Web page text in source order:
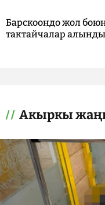
Барскоондо жол
тактайчалар алынды
Акыркы